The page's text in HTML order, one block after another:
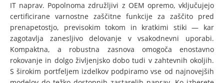
IT naprav. Popolnoma združljivi z OEM opremo, vključujejo
certificirane varnostne zaščitne funkcije za zaščito pred
prenapetostjo, previsokim tokom in kratkimi stiki — kar
zagotavlja zanesljivo delovanje v vsakodnevni uporabi.
Kompaktna, a robustna zasnova omogoča enostavno
rokovanje in dolgo življenjsko dobo tudi v zahtevnih okoljih.
S širokim portfeljem izdelkov podpiramo vse od najnovejših